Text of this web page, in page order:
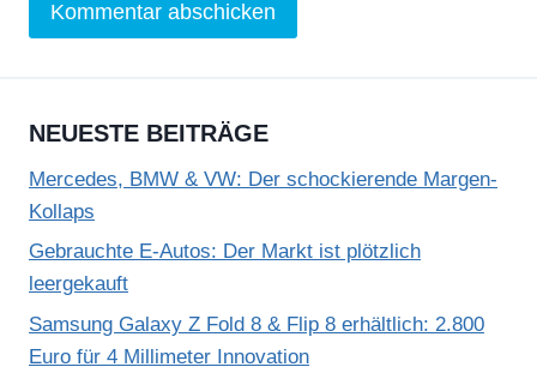
NEUESTE BEITRÄGE
Mercedes, BMW & VW: Der schockierende Margen-
Kollaps
Gebrauchte E-Autos: Der Markt ist plötzlich
leergekauft
Samsung Galaxy Z Fold 8 & Flip 8 erhältlich: 2.800
Euro für 4 Millimeter Innovation